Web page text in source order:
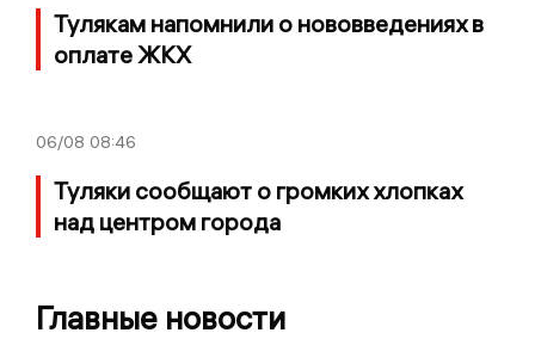
Тулякам напомнили о нововведениях в
оплате ЖКХ
06/08 08:46
Туляки сообщают о громких хлопках
над центром города
Главные новости